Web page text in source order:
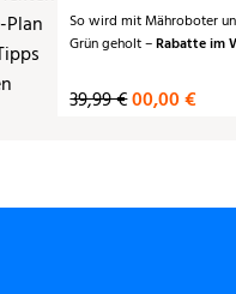
So wird mit Mähroboter
Grün geholt –Rabatte im
39,99 €00,00 €